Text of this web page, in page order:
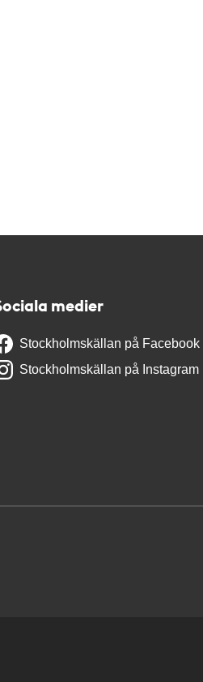
medier
Stockholmskällan på Facebook
Stockholmskällan på Instagram